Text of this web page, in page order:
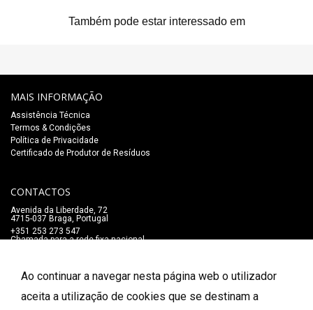
Ao continuar a navegar nesta página web o utilizador
aceita a utilização de cookies que se destinam a
Também pode estar interessado em
MAIS INFORMAÇÃO
Assistência Técnica
Termos & Condições
Política de Privacidade
Certificado de Produtor de Resíduos
CONTACTOS
Avenida da Liberdade, 72
4715-037 Braga, Portugal
+351 253 273 547
Chamada para a rede fixa nacional